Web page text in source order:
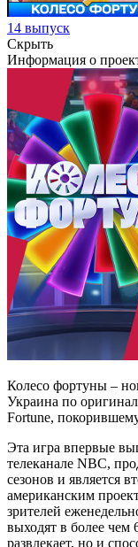
14 выпуск
Скрыть
Информация о
Колесо фортуны –
Украина по
Fortune,
Эта игра впервые
телеканале NBC,
сезонов и является
американским
зрителей
выходят в более чем
развлекает, но и